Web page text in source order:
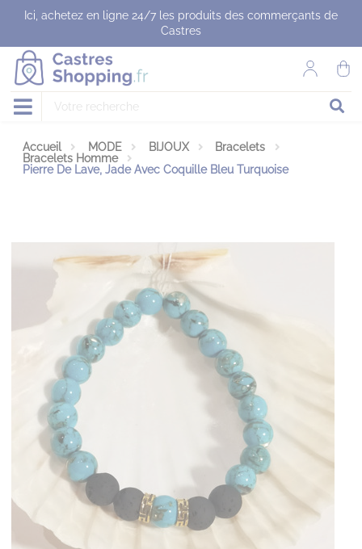
Ici, achetez en ligne 24/7 les produits des commerçants de
Castres
Accueil MODE BIJOUX
Bracelets
Bracelets Homme
Pierre De Lave, Jade Avec Coquille Bleu Turquoise
Panneau de gestion des cookies